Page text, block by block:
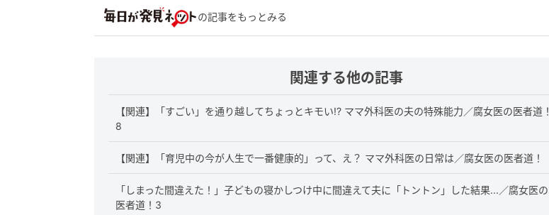
の記事をもっとみる
関連する他の記事
【関連】「すごい」を通り越してちょっとキモい!? ママ外科医の夫の特殊能力／腐女医の医者道！
8
【関連】「育児中の今が人生で一番健康的」って、え？ ママ外科医の日常は／腐女医の医者道！
「しまった間違えた！」子どもの寝かしつけ中に間違えて夫に「トントン」した結果...／腐女医の
医者道！3